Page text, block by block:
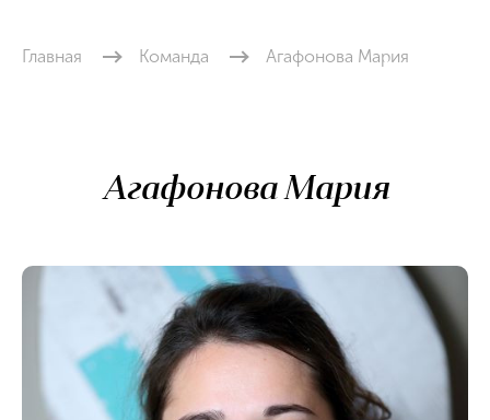
Главная Команда Агафонова Мария
Агафонова Мария